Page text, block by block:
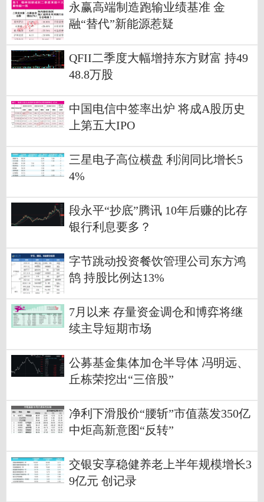
永赢高端制造跑输业绩基准 金
融“替代”新能源惹疑
QFII二季度大幅增持东方财富 持49
48.8万股
中国电信中签率出炉 将成A股历史
上第五大IPO
三星电子高位横盘 利润同比增长5
4%
段永平“抄底”腾讯 10年后赚的比存
银行利息要多？
字节跳动投资餐饮管理公司东方鸿
鹄 持股比例达13%
7月以来 存量资金调仓和博弈将继
续主导短期市场
公募基金集体加仓半导体 冯明远、
丘栋荣挖出“三倍股”
净利下滑股价“腰斩”市值蒸发350亿
中炬高新意图“反转”
交银安享稳健养老上半年规模增长3
9亿元 创记录